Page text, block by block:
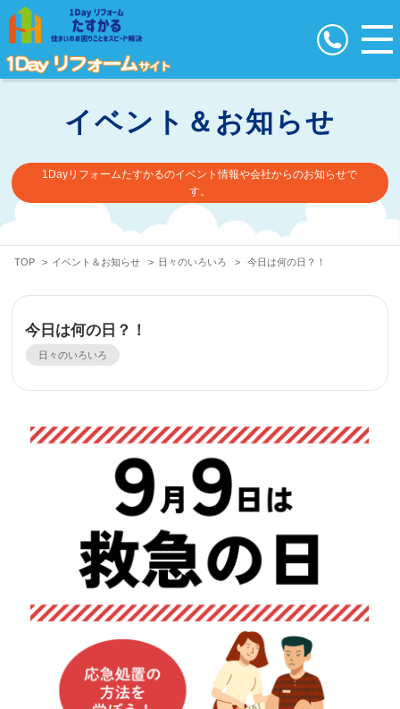
イベント＆お知らせ
1Dayリフォームたすかるのイベント情報や会社からのお知らせで
す。
TOP > イベント＆お知らせ > 日々のいろいろ > 今日は何の日？！
今日は何の日？！
日々のいろいろ